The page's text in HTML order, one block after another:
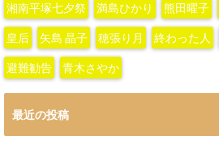
湘南平塚七夕祭 満島ひかり 熊田曜子
皇后 矢島 晶子 穂張り月 終わった人
避難勧告 青木さやか
最近の投稿